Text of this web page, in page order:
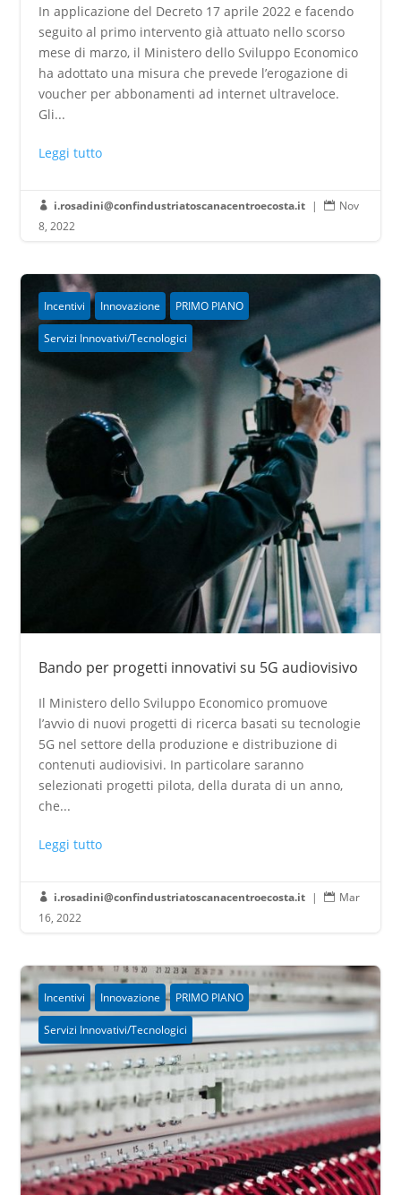
In applicazione del Decreto 17 aprile 2022 e facendo
seguito al primo intervento già attuato nello scorso
mese di marzo, il Ministero dello Sviluppo Economico
ha adottato una misura che prevede l’erogazione di
voucher per abbonamenti ad internet ultraveloce.
Gli...
Leggi tutto
 i.rosadini@confindustriatoscanacentroecosta.it |  Nov
8, 2022
Incentivi Innovazione PRIMO PIANO
Servizi Innovativi/Tecnologici
Bando per progetti innovativi su 5G audiovisivo
Il Ministero dello Sviluppo Economico promuove
l’avvio di nuovi progetti di ricerca basati su tecnologie
5G nel settore della produzione e distribuzione di
contenuti audiovisivi. In particolare saranno
selezionati progetti pilota, della durata di un anno,
che...
Leggi tutto
 i.rosadini@confindustriatoscanacentroecosta.it |  Mar
16, 2022
Incentivi Innovazione PRIMO PIANO
Servizi Innovativi/Tecnologici